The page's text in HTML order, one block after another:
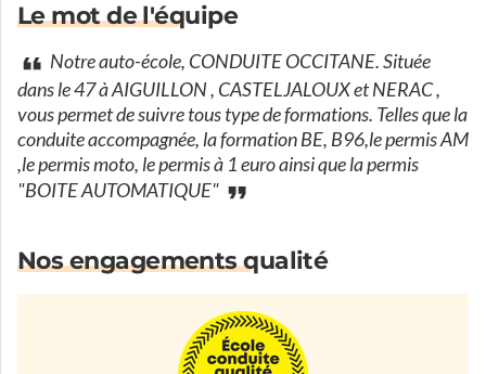
Le mot de l'équipe
Notre auto-école, CONDUITE OCCITANE. Située
dans le 47 à AIGUILLON , CASTELJALOUX et NERAC ,
vous permet de suivre tous type de formations. Telles que la
conduite accompagnée, la formation BE, B96,le permis AM
,le permis moto, le permis à 1 euro ainsi que la permis
"BOITE AUTOMATIQUE"
Nos engagements qualité